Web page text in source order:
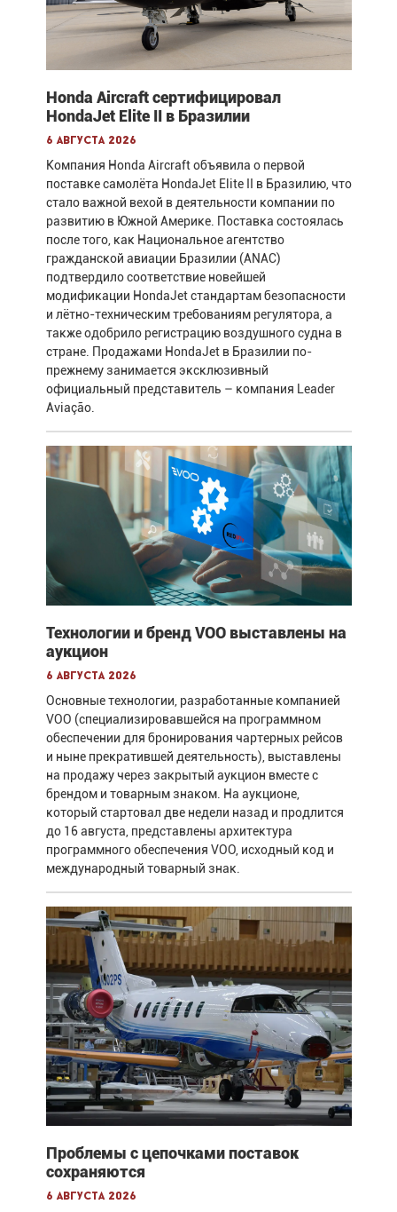
Honda Aircraft сертифицировал
HondaJet Elite II в Бразилии
6 августа 2026
Компания Honda Aircraft объявила о первой
поставке самолёта HondaJet Elite II в Бразилию, что
стало важной вехой в деятельности компании по
развитию в Южной Америке. Поставка состоялась
после того, как Национальное агентство
гражданской авиации Бразилии (ANAC)
подтвердило соответствие новейшей
модификации HondaJet стандартам безопасности
и лётно-техническим требованиям регулятора, а
также одобрило регистрацию воздушного судна в
стране. Продажами HondaJet в Бразилии по-
прежнему занимается эксклюзивный
официальный представитель – компания Leader
Aviação.
Технологии и бренд VOO выставлены на
аукцион
6 августа 2026
Основные технологии, разработанные компанией
VOO (специализировавшейся на программном
обеспечении для бронирования чартерных рейсов
и ныне прекратившей деятельность), выставлены
на продажу через закрытый аукцион вместе с
брендом и товарным знаком. На аукционе,
который стартовал две недели назад и продлится
до 16 августа, представлены архитектура
программного обеспечения VOO, исходный код и
международный товарный знак.
Проблемы с цепочками поставок
сохраняются
6 августа 2026